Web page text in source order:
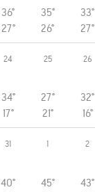
36°
27°
35°
26°
33°
27°
24
34°
17°
25
27°
21°
26
32°
16°
31
40°
1
45°
2
43°